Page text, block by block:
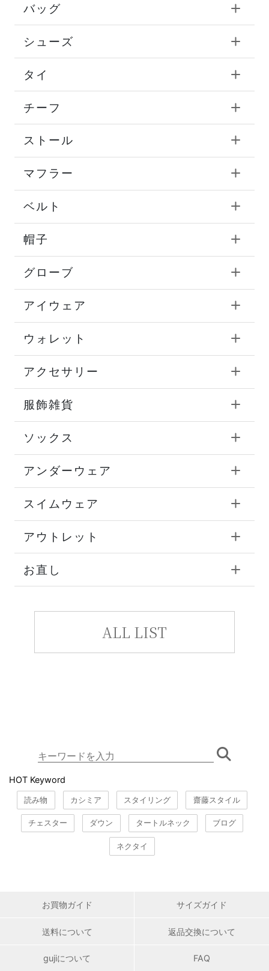
バッグ
シューズ
タイ
チーフ
ストール
マフラー
ベルト
帽子
グローブ
アイウェア
ウォレット
アクセサリー
服飾雑貨
ソックス
アンダーウェア
スイムウェア
アウトレット
お直し
ALL LIST
HOT Keyword
読み物 カシミア スタイリング 齋藤スタイル
チェスター ダウン タートルネック ブログ
ネクタイ
お買物ガイド サイズガイド
送料について 返品交換について
gujiについて FAQ